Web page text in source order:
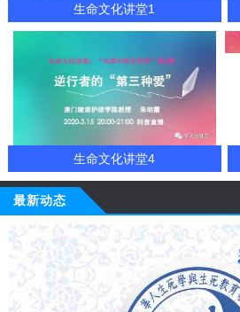
生命文化讲堂1
生命文化讲堂4
最新动态